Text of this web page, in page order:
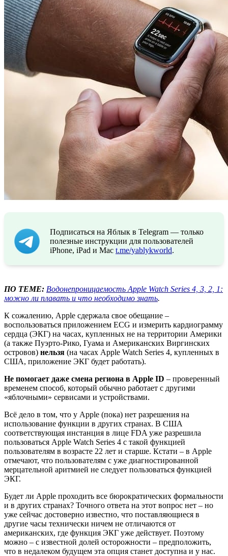
Подписаться на Яблык в Telegram — только
полезные инструкции для пользователей
iPhone, iPad и Mac t.me/yablykworld.
ПО ТЕМЕ: Водонепроницаемость Apple Watch Series 4, 3, 2, 1:
можно ли плавать и что необходимо знать.
К сожалению, Apple сдержала свое обещание –
воспользоваться приложением ECG и измерить кардиограмму
сердца (ЭКГ) на часах, купленных не на территории Америки
(а также Пуэрто-Рико, Гуама и Американских Виргинских
островов) нельзя (на часах Apple Watch Series 4, купленных в
США, приложение ЭКГ будет работать).
Не помогает даже смена региона в Apple ID – проверенный
временем способ, который обычно работает с другими
«яблочными» сервисами и устройствами.
Всё дело в том, что у Apple (пока) нет разрешения на
использование функции в других странах. В США
соответствующая инстанция в лице FDA уже разрешила
пользоваться Apple Watch Series 4 с такой функцией
пользователям в возрасте 22 лет и старше. Кстати – в Apple
отмечают, что пользователям с уже диагностированной
мерцательной аритмией не следует пользоваться функцией
ЭКГ.
Будет ли Apple проходить все бюрократических формальности
и в других странах? Точного ответа на этот вопрос нет – но
уже сейчас достоверно известно, что поставляющиеся в
другие часы технически ничем не отличаются от
американских, где функция ЭКГ уже действует. Поэтому
можно – с известной долей осторожности – предположить,
что в недалеком будущем эта опция станет доступна и у нас.